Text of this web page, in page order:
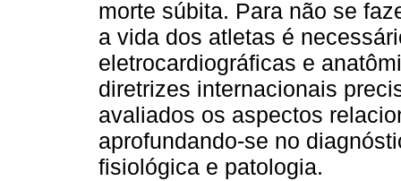
morte súbita. Para não se
a vida dos atletas é
eletrocardiográficas e
diretrizes internacionais
avaliados os aspectos
aprofundando-se no
fisiológica e patologia.